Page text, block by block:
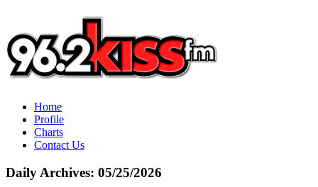
Home
Profile
Charts
Contact Us
Daily Archives: 05/25/2026